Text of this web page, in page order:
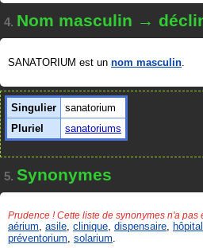
4. Nom masculin →
SANATORIUM est un nom masculin.
Singulier
sanatorium
Pluriel
sanatoriums
5. Synonymes
Prudence ! Cette liste de synonymes n'a
aérium asile clinique dispensaire hôpital
préventorium solarium